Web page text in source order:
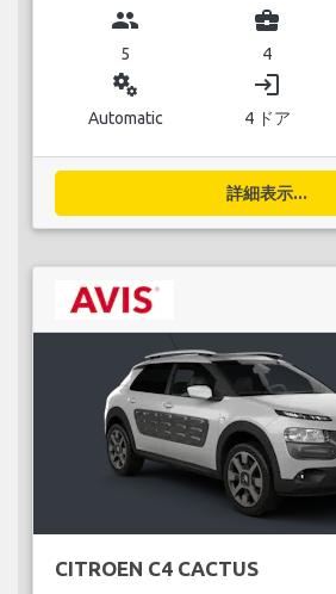
group
5
business_center
4
miscellaneous_services
Automatic
login
4 ドア
詳細表示...
CITROEN C4 CACTUS